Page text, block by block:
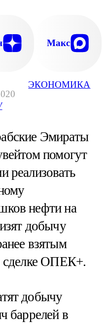
ЭКОНОМИКА
Макс
Эмираты
помогут
реализовать
нефти на
добычу
взятым
сделке ОПЕК+.
добычу
баррелей в